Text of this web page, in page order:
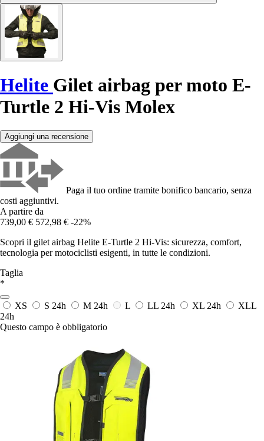
Helite Gilet airbag per moto E-
Turtle 2 Hi-Vis Molex
Aggiungi una recensione
Paga il tuo ordine tramite bonifico bancario, senza
costi aggiuntivi.
A partire da
739,00 € 572,98 € -22%
Scopri il gilet airbag Helite E-Turtle 2 Hi-Vis: sicurezza, comfort,
tecnologia per motociclisti esigenti, in tutte le condizioni.
Taglia
*
XS S 24h M 24h L LL 24h XL 24h
XLL
24h
Questo campo è obbligatorio